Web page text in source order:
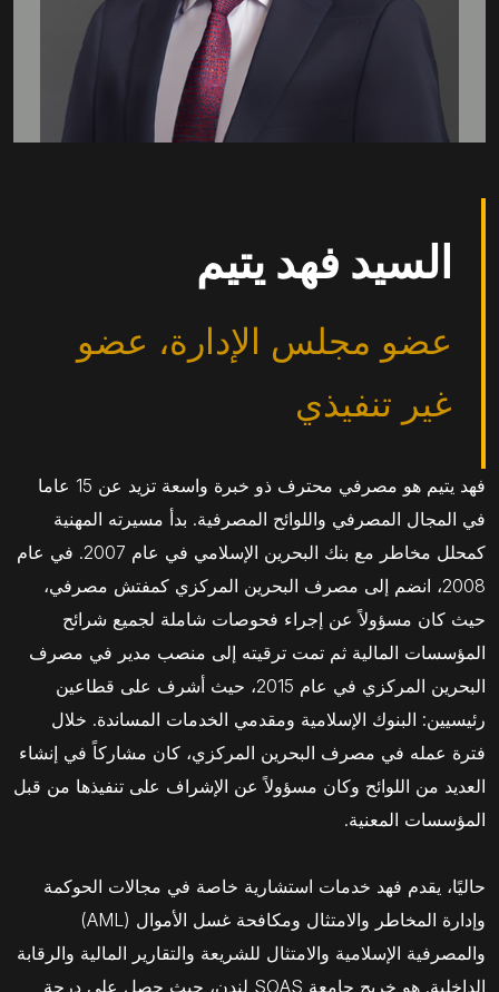
السيد فهد يتيم
عضو مجلس الإدارة، عضو
غير تنفيذي
فهد يتيم هو مصرفي محترف ذو خبرة واسعة تزيد عن 15 عاما
في المجال المصرفي واللوائح المصرفية. بدأ مسيرته المهنية
كمحلل مخاطر مع بنك البحرين الإسلامي في عام 2007. في عام
2008، انضم إلى مصرف البحرين المركزي كمفتش مصرفي،
حيث كان مسؤولاً عن إجراء فحوصات شاملة لجميع شرائح
المؤسسات المالية ثم تمت ترقيته إلى منصب مدير في مصرف
البحرين المركزي في عام 2015، حيث أشرف على قطاعين
رئيسيين: البنوك الإسلامية ومقدمي الخدمات المساندة. خلال
فترة عمله في مصرف البحرين المركزي، كان مشاركاً في إنشاء
العديد من اللوائح وكان مسؤولاً عن الإشراف على تنفيذها من قبل
المؤسسات المعنية.
حاليًا، يقدم فهد خدمات استشارية خاصة في مجالات الحوكمة
وإدارة المخاطر والامتثال ومكافحة غسل الأموال (AML)
والمصرفية الإسلامية والامتثال للشريعة والتقارير المالية والرقابة
الداخلية. هو خريج جامعة SOAS لندن، حيث حصل على درجة